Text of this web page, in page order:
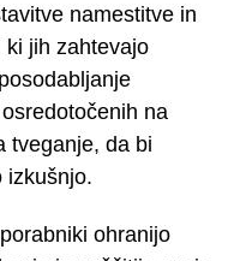
namestitve in
ki jih zahtevajo
na
tveganje, da bi
izkušnjo.
ohranijo